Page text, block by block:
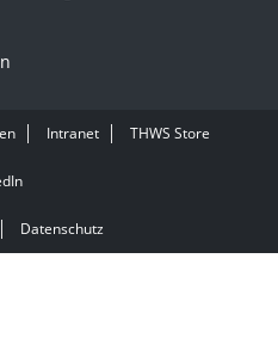
Intranet THWS Store
Datenschutz